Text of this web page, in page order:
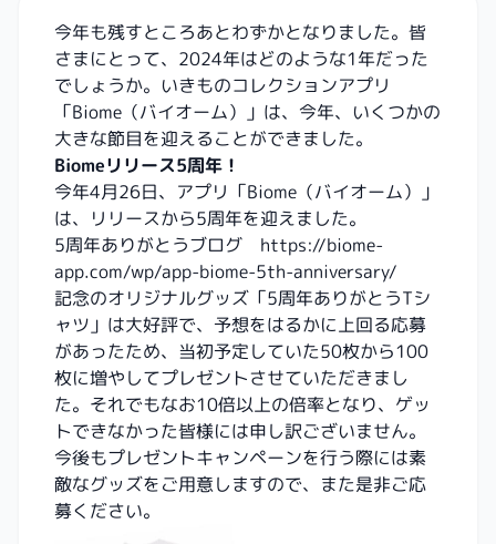
今年も残すところあとわずかとなりました。皆
さまにとって、2024年はどのような1年だった
でしょうか。いきものコレクションアプリ
「Biome（バイオーム）」は、今年、いくつかの
大きな節目を迎えることができました。
Biomeリリース5周年！
今年4月26日、アプリ「Biome（バイオーム）」
は、リリースから5周年を迎えました。
5周年ありがとうブログ https://biome-
app.com/wp/app-biome-5th-anniversary/
記念のオリジナルグッズ「5周年ありがとうTシ
ャツ」は大好評で、予想をはるかに上回る応募
があったため、当初予定していた50枚から100
枚に増やしてプレゼントさせていただきまし
た。それでもなお10倍以上の倍率となり、ゲッ
トできなかった皆様には申し訳ございません。
今後もプレゼントキャンペーンを行う際には素
敵なグッズをご用意しますので、また是非ご応
募ください。